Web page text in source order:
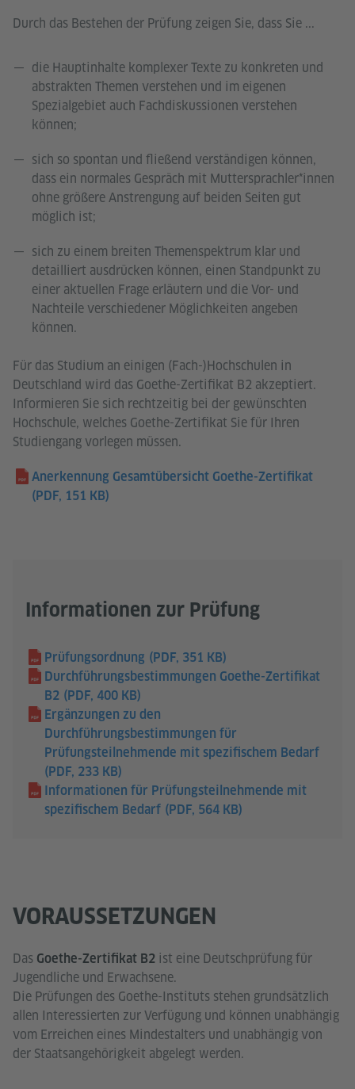
Durch das Bestehen der Prüfung zeigen Sie, dass Sie ...
die Hauptinhalte komplexer Texte zu konkreten und
abstrakten Themen verstehen und im eigenen
Spezialgebiet auch Fachdiskussionen verstehen
können;
sich so spontan und fließend verständigen können,
dass ein normales Gespräch mit Muttersprachler*innen
ohne größere Anstrengung auf beiden Seiten gut
möglich ist;
sich zu einem breiten Themenspektrum klar und
detailliert ausdrücken können, einen Standpunkt zu
einer aktuellen Frage erläutern und die Vor- und
Nachteile verschiedener Möglichkeiten angeben
können.
Für das Studium an einigen (Fach-)Hochschulen in
Deutschland wird das Goethe-Zertifikat B2 akzeptiert.
Informieren Sie sich rechtzeitig bei der gewünschten
Hochschule, welches Goethe-Zertifikat Sie für Ihren
Studiengang vorlegen müssen.
Anerkennung Gesamtübersicht Goethe-Zertifikat
(PDF, 151 KB)
Informationen zur Prüfung
Prüfungsordnung (PDF, 351 KB)
Durchführungsbestimmungen Goethe-Zertifikat
B2 (PDF, 400 KB)
Ergänzungen zu den
Durchführungsbestimmungen für
Prüfungsteilnehmende mit spezifischem Bedarf
(PDF, 233 KB)
Informationen für Prüfungsteilnehmende mit
spezifischem Bedarf (PDF, 564 KB)
VORAUSSETZUNGEN
Das Goethe-Zertifikat B2 ist eine Deutschprüfung für
Jugendliche und Erwachsene.
Die Prüfungen des Goethe-Instituts stehen grundsätzlich
allen Interessierten zur Verfügung und können unabhängig
vom Erreichen eines Mindestalters und unabhängig von
der Staatsangehörigkeit abgelegt werden.